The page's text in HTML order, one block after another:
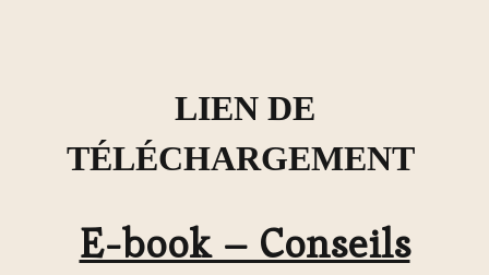
LIEN DE
TÉLÉCHARGEMENT
E-book – Conseils